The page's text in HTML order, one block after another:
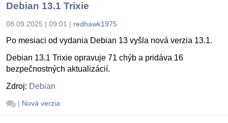
Debian 13.1 Trixie
08.09.2025 | 09:01 | redhawk1975
Po mesiaci od vydania Debian 13 vyšla nová verzia 13.1.
Debian 13.1 Trixie opravuje 71 chýb a pridáva 16
bezpečnostných aktualizácií.
Zdroj: Debian
| Nová verzia